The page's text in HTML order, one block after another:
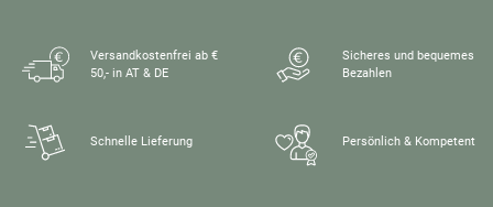
Versandkostenfrei ab €
50,- in AT & DE
Sicheres und bequemes
Bezahlen
Schnelle Lieferung Persönlich & Kompetent